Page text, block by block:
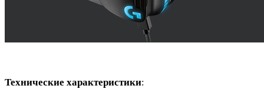
Технические характеристики: